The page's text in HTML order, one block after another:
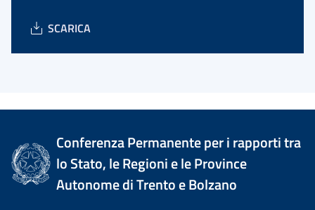
SCARICA
Conferenza Permanente per i rapporti tra
lo Stato, le Regioni e le Province
Autonome di Trento e Bolzano